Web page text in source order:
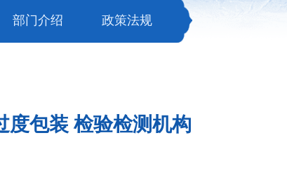
部门介绍 政策法规
度包装 检验检测机构